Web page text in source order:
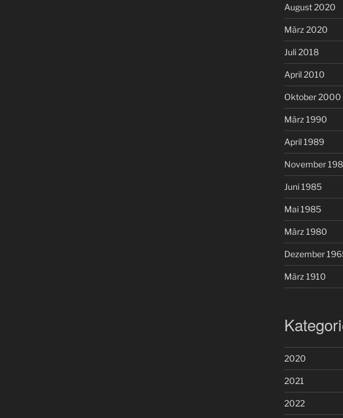
August 2020
März 2020
Juli 2018
April 2010
Oktober 2000
März 1990
April 1989
November
Juni 1985
Mai 1985
März 1980
Dezember
März 1910
2020
2021
2022